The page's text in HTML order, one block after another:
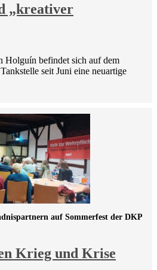
„kreativer
Holguín befindet sich auf dem
seit Juni eine neuartige
Krieg und Krise
auf Sommerfest der DKP